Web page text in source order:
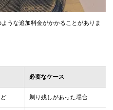
うな追加料金がかかることがありま
必要なケース
剃り残しがあった場合